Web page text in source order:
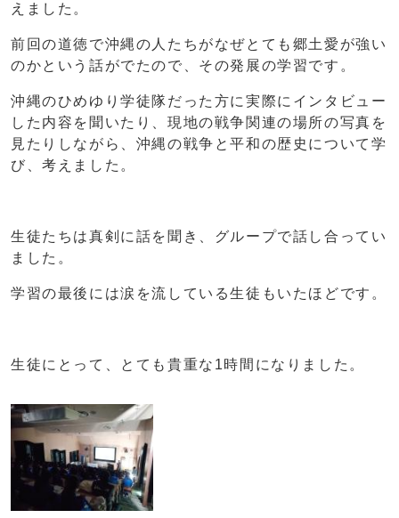
えました。
前回の道徳で沖縄の人たちがなぜとても郷土愛が強い
のかという話がでたので、その発展の学習です。
沖縄のひめゆり学徒隊だった方に実際にインタビュー
した内容を聞いたり、現地の戦争関連の場所の写真を
見たりしながら、沖縄の戦争と平和の歴史について学
び、考えました。
生徒たちは真剣に話を聞き、グループで話し合ってい
ました。
学習の最後には涙を流している生徒もいたほどです。
生徒にとって、とても貴重な1時間になりました。